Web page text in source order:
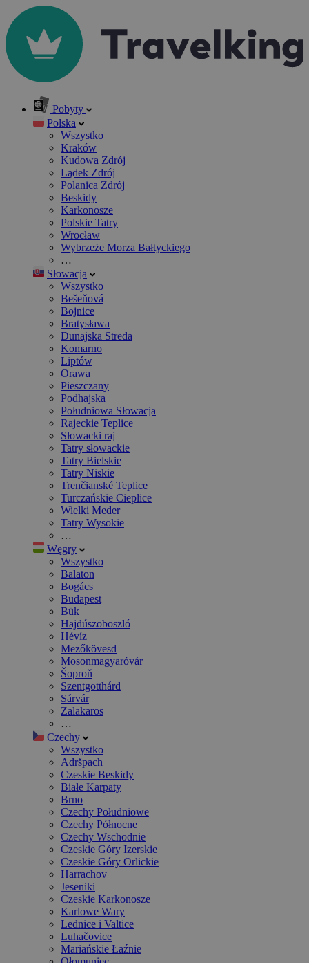
Pobyty
Polska
Wszystko
Kraków
Kudowa Zdrój
Lądek Zdrój
Polanica Zdrój
Beskidy
Karkonosze
Polskie Tatry
Wrocław
Wybrzeże Morza Bałtyckiego
…
Słowacja
Wszystko
Bešeňová
Bojnice
Bratysława
Dunajska Streda
Komarno
Liptów
Orawa
Pieszczany
Podhajska
Południowa Słowacja
Rajeckie Teplice
Słowacki raj
Tatry słowackie
Tatry Bielskie
Tatry Niskie
Trenčianské Teplice
Turczańskie Cieplice
Wielki Meder
Tatry Wysokie
…
Węgry
Wszystko
Balaton
Bogács
Budapest
Bük
Hajdúszoboszló
Hévíz
Mezőkövesd
Mosonmagyaróvár
Šoproň
Szentgotthárd
Sárvár
Zalakaros
…
Czechy
Wszystko
Adršpach
Czeskie Beskidy
Białe Karpaty
Brno
Czechy Południowe
Czechy Północne
Czechy Wschodnie
Czeskie Góry Izerskie
Czeskie Góry Orlickie
Harrachov
Jeseniki
Czeskie Karkonosze
Karlowe Wary
Lednice i Valtice
Luhačovice
Mariańskie Łaźnie